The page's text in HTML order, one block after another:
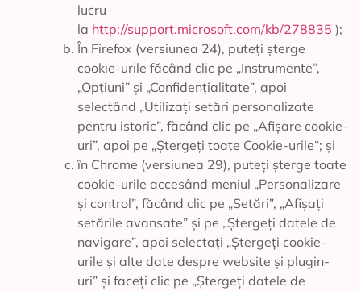
lucru
la http://support.microsoft.com/kb/278835 );
În Firefox (versiunea 24), puteți șterge
cookie-urile făcând clic pe „Instrumente”,
„Opțiuni” și „Confidențialitate”, apoi
selectând „Utilizați setări personalizate
pentru istoric”, făcând clic pe „Afișare cookie-
uri”, apoi pe „Ștergeți toate Cookie-urile“; și
în Chrome (versiunea 29), puteți șterge toate
cookie-urile accesând meniul „Personalizare
și control”, făcând clic pe „Setări”, „Afișați
setările avansate” și pe „Ștergeți datele de
navigare”, apoi selectați „Ștergeți cookie-
urile și alte date despre website și plugin-
uri” și faceți clic pe „Ștergeți datele de